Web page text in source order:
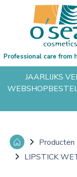
Professional care from
JAARLIJKS
Producten
LIPSTICK